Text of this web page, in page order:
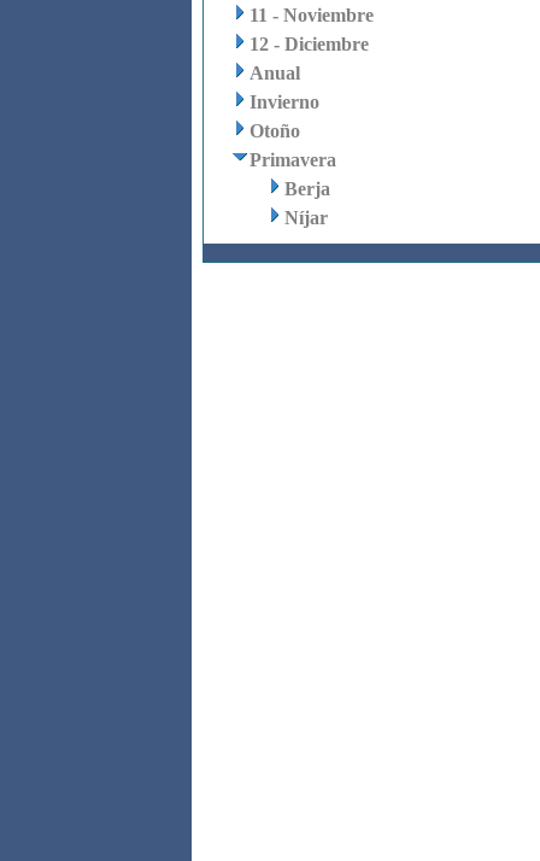
11 - Noviembre
12 - Diciembre
Anual
Invierno
Otoño
Primavera
Berja
Níjar